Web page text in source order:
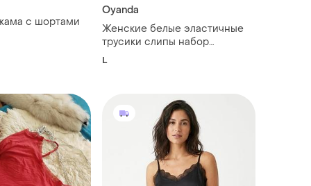
с шортами
Oyanda
Женские белые эластичные
трусики слипы набор
трусиков oyanda
L